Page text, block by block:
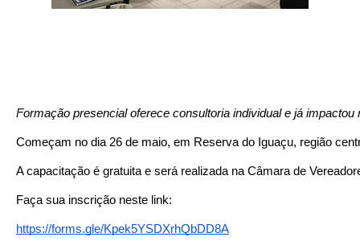
Formação presencial oferece consultoria individual e já
Começam no dia 26 de maio, em Reserva do Iguaçu, região
A capacitação é gratuita e será realizada na Câmara de
Faça sua inscrição neste link:
https://forms.gle/Kpek5YSDXrhQbDD8A